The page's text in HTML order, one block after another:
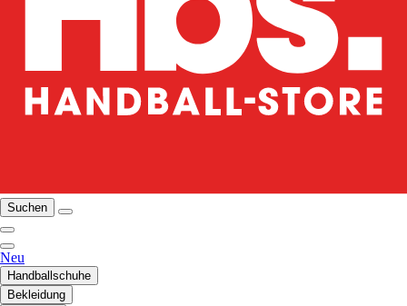
Suchen
Neu
Handballschuhe
Bekleidung